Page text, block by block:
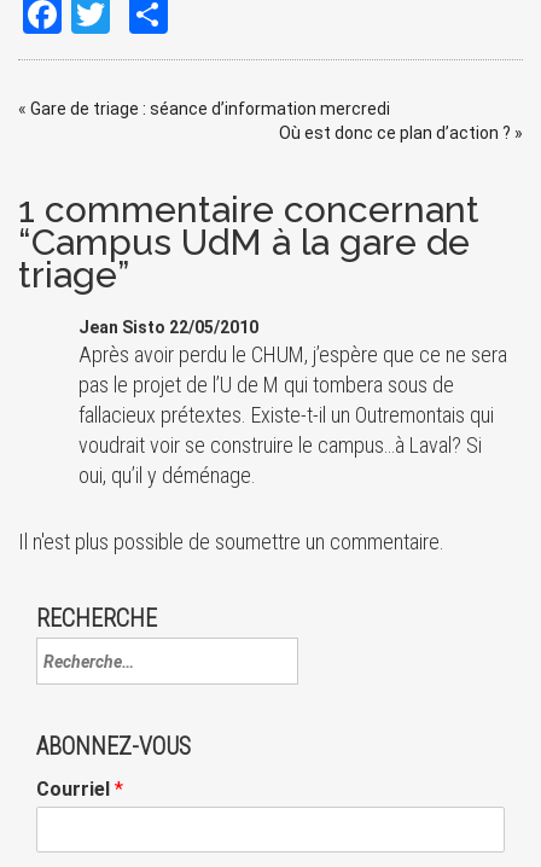
FacebookTwitter
« Gare de triage : séance d’information mercredi
Où est donc ce plan d’action ? »
1 commentaire concernant
“Campus UdM à la gare de
triage”
Jean Sisto 22/05/2010
Après avoir perdu le CHUM, j’espère que ce ne sera
pas le projet de l’U de M qui tombera sous de
fallacieux prétextes. Existe-t-il un Outremontais qui
voudrait voir se construire le campus…à Laval? Si
oui, qu’il y déménage.
Il n'est plus possible de soumettre un commentaire.
RECHERCHE
ABONNEZ-VOUS
Courriel *